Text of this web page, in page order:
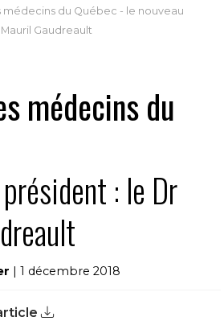
médecins du Québec - le nouveau
Gaudreault
médecins du
: le Dr
| 1 décembre 2018